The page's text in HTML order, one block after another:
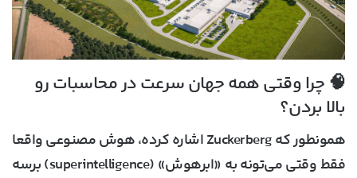
🧠 چرا وقتی همه جهان سرعت در محاسبات رو
بالا بردن؟
همونطور که Zuckerberg اشاره کرده، هوش مصنوعی واقعا
فقط وقتی می‌تونه به «ابرهوش» (superintelligence) برسه